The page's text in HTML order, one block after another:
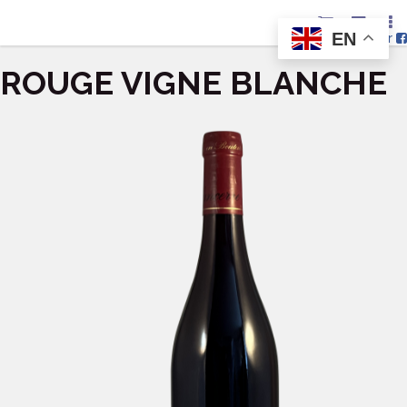
Nous suivre sur
ROUGE VIGNE BLANCHE
EN